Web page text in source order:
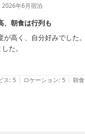
2026年6月宿泊
、朝食は行列も
高く、自分好みでした。
た。
ったですが、日曜日は
ないのか食器待ちの行
が可愛かったです。
ス: 5 | ロケーション: 5 | 朝食